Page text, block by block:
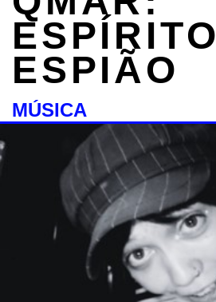
ESPÍRITO
ESPIÃO
MÚSICA